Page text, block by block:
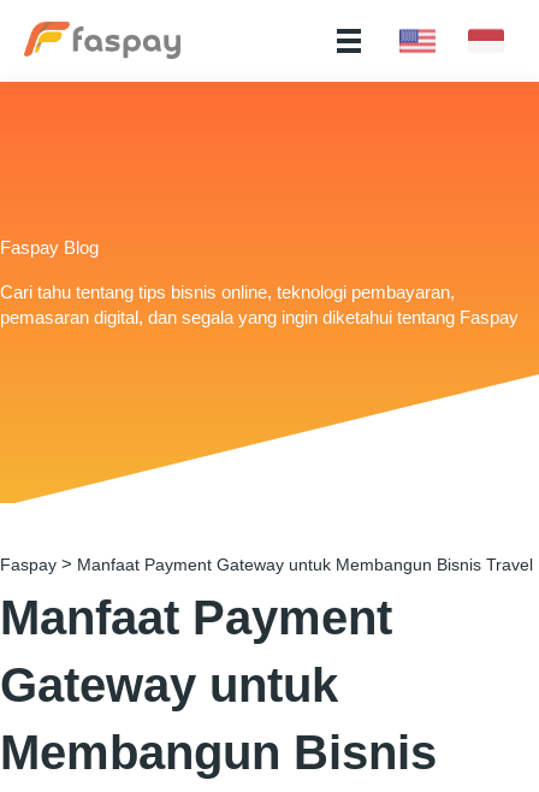
Faspay Blog
Cari tahu tentang tips bisnis online, teknologi pembayaran,
pemasaran digital, dan segala yang ingin diketahui tentang Faspay
Faspay > Manfaat Payment Gateway untuk Membangun Bisnis Travel
Manfaat Payment
Gateway untuk
Membangun Bisnis